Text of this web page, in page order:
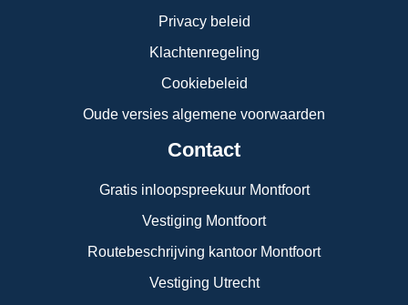
Privacy beleid
Klachtenregeling
Cookiebeleid
Oude versies algemene voorwaarden
Contact
Gratis inloopspreekuur Montfoort
Vestiging Montfoort
Routebeschrijving kantoor Montfoort
Vestiging Utrecht